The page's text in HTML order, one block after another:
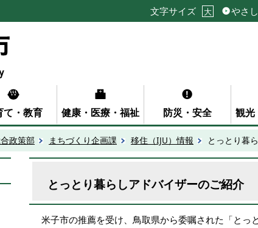
文字サイズ 大 やさ
て・教育 健康・医療・福祉 防災・安全 観光
政策部 まちづくり企画課 移住（IJU）情報 とっとり暮
とっとり暮らしアドバイザーのご紹介
米子市の推薦を受け、鳥取県から委嘱された「とっ